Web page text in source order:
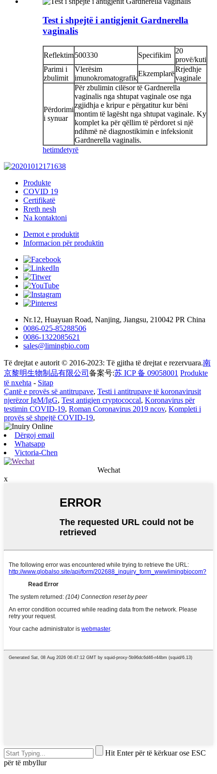
Test i shpejtë i antigjenit Gardnerella
vaginalis
Reflektim500330 Specifikim
20
provë/kuti
Parimi i
zbulimit
Vlerësim
imunokromatografik
Ekzemplarë
Rrjedhje
vaginale
Përdorimi
i synuar
Për zbulimin cilësor të Gardnerella
vaginalis nga shtupat vaginale ose nga
zgjidhja e kripur e përgatitur kur bëni
montim të lagësht nga shtupat vaginale. Ky
komplet ka për qëllim të përdoret si një
ndihmë në diagnostikimin e infeksionit
Gardnerella vaginalis.
hetimdetyrë
Produkte
COVID 19
Certifikatë
Rreth nesh
Na kontaktoni
Demot e produktit
Informacion për produktin
Nr.12, Huayuan Road, Nanjing, Jiangsu, 210042 PR China
0086-025-85288506
0086-1322085621
sales@limingbio.com
Të drejtat e autorit © 2016-2023: Të gjitha të drejtat e rezervuara.南
京黎明生物制品有限公司 备案号:苏 ICP 备 09058001 Produkte
të nxehta - Sitap
Çantë e provës së antitrupave, Testi i antitrupave të koronavirusit
njerëzor IgM/IgG, Test antigjen cryptococcal, Koronavirus për
testimin COVID-19, Roman Coronavirus 2019 ncov, Kompleti i
provës së shpejtë COVID-19,
Dërgoj email
Whatsapp
Victoria-Chen
Wechat
x
Hit Enter për të kërkuar ose ESC
për të mbyllur